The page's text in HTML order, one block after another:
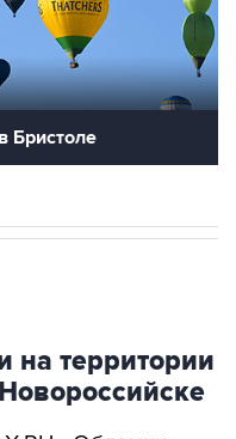
Бристоле
территории
- Обломки